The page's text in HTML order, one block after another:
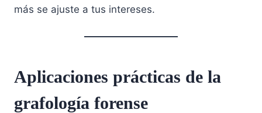
más se ajuste a tus intereses.
Aplicaciones prácticas de la
grafología forense